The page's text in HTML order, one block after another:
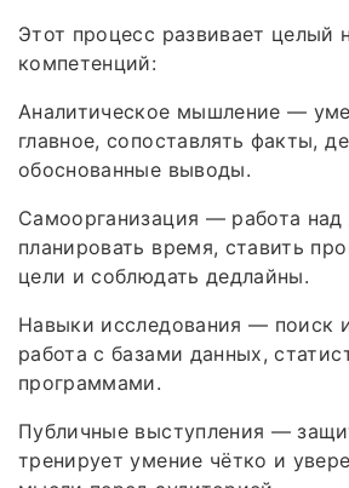
Этот процесс развивает целый
компетенций:
Аналитическое мышление —
главное, сопоставлять факты,
обоснованные выводы.
Самоорганизация — работа
планировать время, ставить
цели и соблюдать дедлайны.
Навыки исследования — поиск
работа с базами данных,
программами.
Публичные выступления —
тренирует умение чётко и